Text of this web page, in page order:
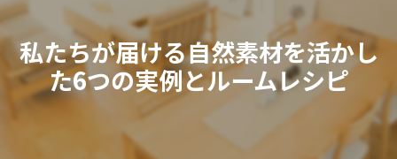
私たちが届ける自然素材を活かし
た6つの実例とルームレシピ